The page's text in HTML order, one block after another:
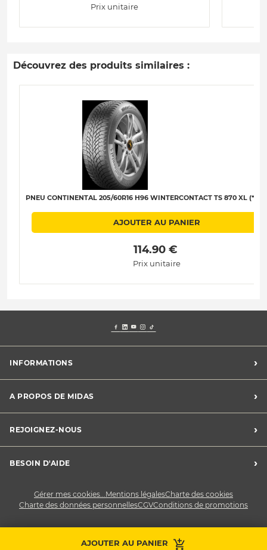
AJOUTER AU PANIER
Prix unitaire
Découvrez des produits similaires :
PNEU CONTINENTAL 205/60R16 H96 WINTERCONTACT TS 870 XL (*)
AJOUTER AU PANIER
114.90 €
Prix unitaire
INFORMATIONS ›
Charte des cookies
Charte des données personnelles
CGV
Conditions de promotions
A PROPOS DE MIDAS ›
Midas France
Développement durable
REJOIGNEZ-NOUS ›
Devenez franchisé
BESOIN D'AIDE ›
Gérer mes cookies...Mentions légalesCharte des cookies
Charte des données personnellesCGVConditions de promotions
Prendre RDV